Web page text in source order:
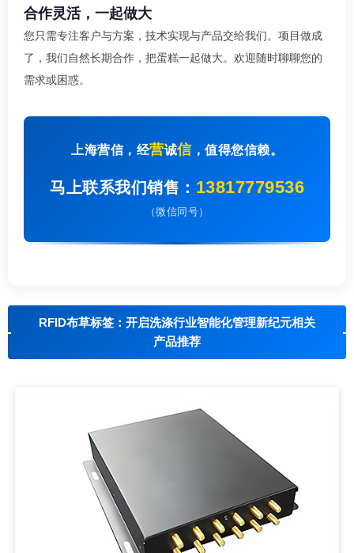
合作灵活，一起做大
您只需专注客户与方案，技术实现与产品交给我们。项目做成
了，我们自然长期合作，把蛋糕一起做大。欢迎随时聊聊您的
需求或困惑。
上海营信，经营诚信，值得您信赖。
马上联系我们销售： 13817779536
（微信同号）
RFID布草标签：开启洗涤行业智能化管理新纪元相关
产品推荐